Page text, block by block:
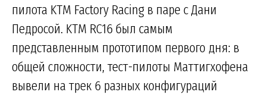
пилота KTM Factory Racing в паре с Дани
Педросой. KTM RC16 был самым
представленным прототипом первого дня: в
общей сложности, тест-пилоты Маттигхофена
вывели на трек 6 разных конфигураций